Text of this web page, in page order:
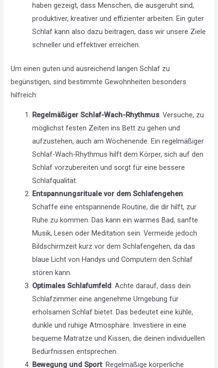
haben gezeigt, dass Menschen, die ausgeruht sind,
produktiver, kreativer und effizienter arbeiten. Ein guter
Schlaf kann also dazu beitragen, dass wir unsere Ziele
schneller und effektiver erreichen.
Um einen guten und ausreichend langen Schlaf zu
begünstigen, sind bestimmte Gewohnheiten besonders
hilfreich:
Regelmäßiger Schlaf-Wach-Rhythmus: Versuche, zu
möglichst festen Zeiten ins Bett zu gehen und
aufzustehen, auch am Wochenende. Ein regelmäßiger
Schlaf-Wach-Rhythmus hilft dem Körper, sich auf den
Schlaf vorzubereiten und sorgt für eine bessere
Schlafqualität.
Entspannungsrituale vor dem Schlafengehen:
Schaffe eine entspannende Routine, die dir hilft, zur
Ruhe zu kommen. Das kann ein warmes Bad, sanfte
Musik, Lesen oder Meditation sein. Vermeide jedoch
Bildschirmzeit kurz vor dem Schlafengehen, da das
blaue Licht von Handys und Computern den Schlaf
stören kann.
Optimales Schlafumfeld: Achte darauf, dass dein
Schlafzimmer eine angenehme Umgebung für
erholsamen Schlaf bietet. Das bedeutet eine kühle,
dunkle und ruhige Atmosphäre. Investiere in eine
bequeme Matratze und Kissen, die deinen individuellen
Bedürfnissen entsprechen.
Bewegung und Sport: Regelmäßige körperliche